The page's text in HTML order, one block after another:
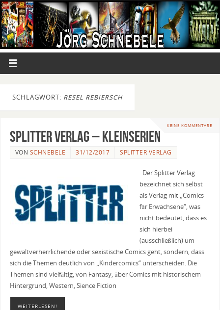
SCHLAGWORT: RESEL REBIERSCH
KEINE KOMMENTARE
Splitter Verlag – Kleinserien
VON SCHNEBELE 31/12/2017 SPLITTER VERLAG
Der Splitter Verlag
bezeichnet sich selbst
als Verlag mit „Comics
für Erwachsene“, was
nicht bedeutet, dass es
sich hierbei
(ausschließlich) um
gewaltverherrlichende oder sexistische Comics geht, sondern, dass
sich die Themen deutlich von „Kindercomics“ unterscheiden. Die
Themen sind vielfältig, von Fantasy, über Comics mit historischem
Hintergrund, Western, Sience Fiction
WEITERLESEN!